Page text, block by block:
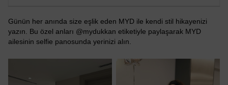
Günün her anında size eşlik eden MYD ile kendi stil hikayenizi
yazın. Bu özel anları @mydukkan etiketiyle paylaşarak MYD
ailesinin selfie panosunda yerinizi alın.